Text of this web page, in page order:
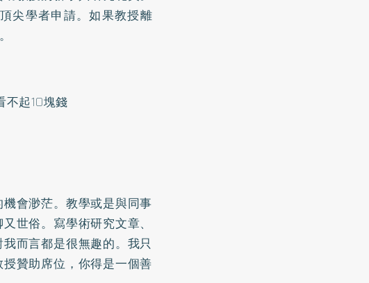
尖學者申請。如果教授離
不起10塊錢
會渺茫。教學或是與同事
世俗。寫學術研究文章、
而言都是很無趣的。我只
贊助席位，你得是一個善